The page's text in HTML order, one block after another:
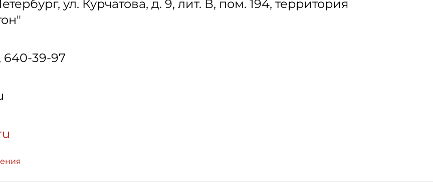
, ул. Курчатова, д. 9, лит. В, пом. 194, территория
640-39-97